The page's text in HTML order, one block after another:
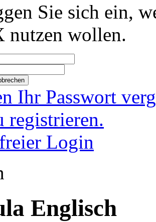
Sie sich ein,
nutzen wollen.
Ihr Passwort
registrieren.
Login
Englisch